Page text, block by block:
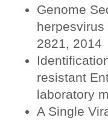
Genome
2821, 2014
resistant
laboratory
A Single